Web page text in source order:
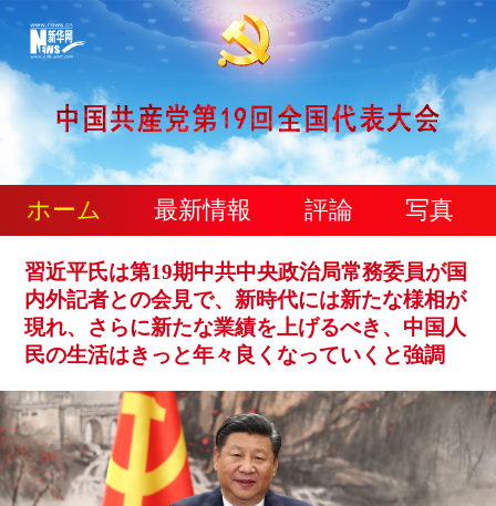
ホーム 最新情報 評論 写真
習近平氏は第19期中共中央政治局常務委員が国
内外記者との会見で、新時代には新たな様相が
現れ、さらに新たな業績を上げるべき、中国人
民の生活はきっと年々良くなっていくと強調